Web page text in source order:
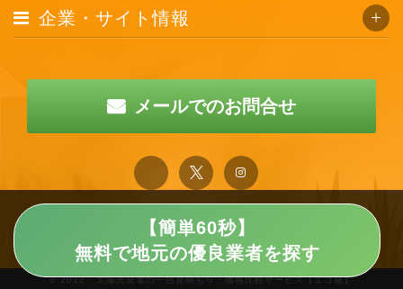
【簡単60秒】
無料で地元の優良業者を探す
企業・サイト情報
メールでのお問合せ
© 2012 · 太陽光発電の一括見積もり・価格比較サービス【エコ発】